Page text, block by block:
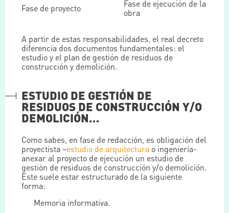
Fase de proyecto
Fase de ejecución de la
obra
A partir de estas responsabilidades, el real decreto
diferencia dos documentos fundamentales: el
estudio y el plan de gestión de residuos de
construcción y demolición.
ESTUDIO DE GESTIÓN DE
RESIDUOS DE CONSTRUCCIÓN Y/O
DEMOLICIÓN…
Como sabes, en fase de redacción, es obligación del
proyectista –estudio de arquitectura o ingeniería-
anexar al proyecto de ejecución un estudio de
gestión de residuos de construcción y/o demolición.
Este suele estar estructurado de la siguiente
forma:
Memoria informativa.